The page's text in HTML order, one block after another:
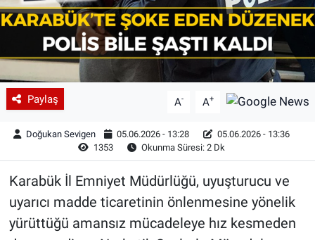
Paylaş A- A+
Doğukan Sevigen 05.06.2026 - 13:28
05.06.2026 - 13:36
1353
Okunma Süresi: 2 Dk
Karabük İl Emniyet Müdürlüğü, uyuşturucu ve
uyarıcı madde ticaretinin önlenmesine yönelik
yürüttüğü amansız mücadeleye hız kesmeden